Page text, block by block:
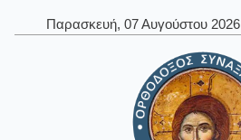
Παρασκευή, 07 Αυγούστου 2026